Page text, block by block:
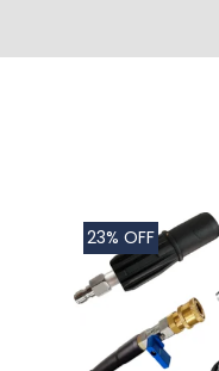
23% OFF